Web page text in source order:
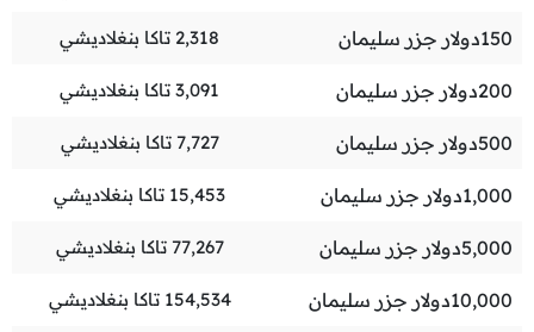
150دولار جزر سليمان 2,318 تاكا بنغلاديشي
200دولار جزر سليمان 3,091 تاكا بنغلاديشي
500دولار جزر سليمان 7,727 تاكا بنغلاديشي
1,000دولار جزر سليمان 15,453 تاكا بنغلاديشي
5,000دولار جزر سليمان 77,267 تاكا بنغلاديشي
10,000دولار جزر سليمان 154,534 تاكا بنغلاديشي